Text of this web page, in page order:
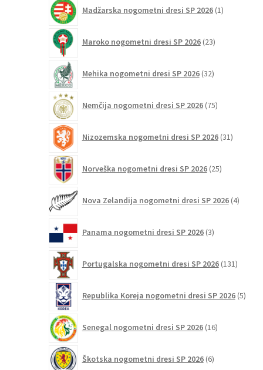
Madžarska nogometni dresi SP 2026 1izdelek
Maroko nogometni dresi SP 2026 23izdelkov
Mehika nogometni dresi SP 2026 32izdelkov
Nemčija nogometni dresi SP 2026 75izdelkov
Nizozemska nogometni dresi SP 2026 31izdelkov
Norveška nogometni dresi SP 2026 25izdelkov
Nova Zelandija nogometni dresi SP 2026 4izdelki
Panama nogometni dresi SP 2026 3izdelki
Portugalska nogometni dresi SP 2026 131
Republika Koreja nogometni dresi SP 2026 5
Senegal nogometni dresi SP 2026 16izdelkov
Škotska nogometni dresi SP 2026 6izdelkov